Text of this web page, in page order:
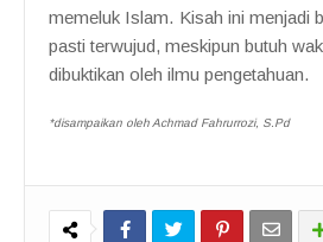
memeluk Islam. Kisah ini menjadi
pasti terwujud, meskipun butuh
dibuktikan oleh ilmu pengetahuan.
*disampaikan oleh Achmad Fahrurrozi, S.Pd